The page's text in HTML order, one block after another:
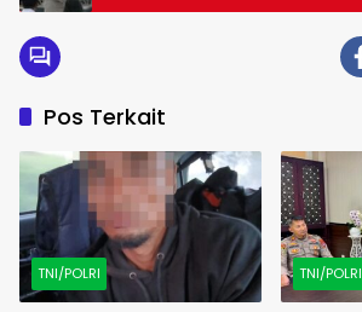
Kebersamaan
Pos Terkait
TNI/POLRI TNI/POLRI